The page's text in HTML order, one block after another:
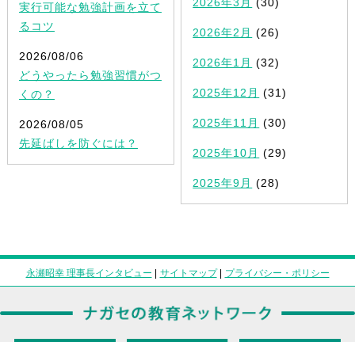
実行可能な勉強計画を立て
るコツ
2026/08/06
どうやったら勉強習慣がつ
くの？
2026/08/05
先延ばしを防ぐには？
2026年2月 (26)
2026年1月 (32)
2025年12月 (31)
2025年11月 (30)
2025年10月 (29)
2025年9月 (28)
永瀬昭幸 理事長インタビュー | サイトマップ| プライバシー・ポリシー